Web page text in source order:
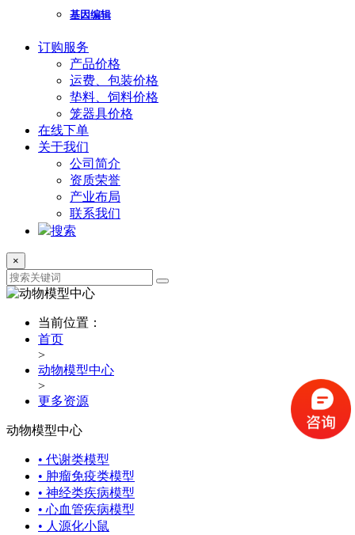
基因编辑
订购服务
产品价格
运费、包装价格
垫料、饲料价格
笼器具价格
在线下单
关于我们
公司简介
资质荣誉
产业布局
联系我们
搜索
×
当前位置：
首页
>
动物模型中心
>
更多资源
动物模型中心
• 代谢类模型
• 肿瘤免疫类模型
• 神经类疾病模型
• 心血管疾病模型
• 人源化小鼠